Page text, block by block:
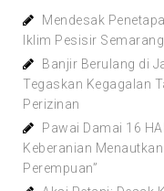
Mendesak
Iklim Pesisir
Banjir Berulang di
Tegaskan Kegagalan
Perizinan
Pawai Damai 16
Keberanian
Perempuan”